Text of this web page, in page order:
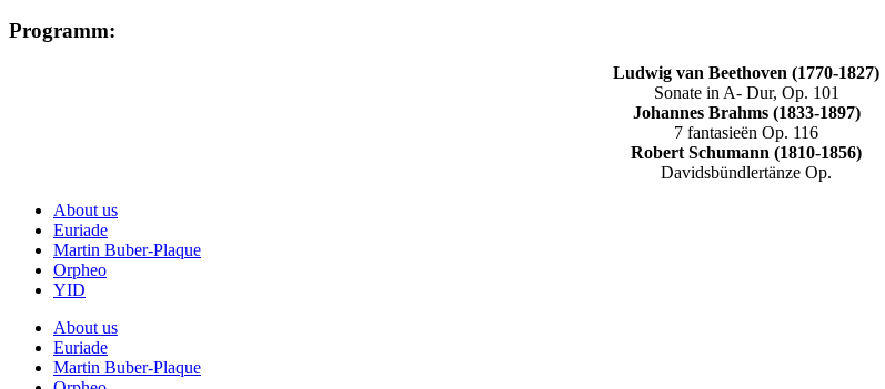
Programm:
Ludwig van Beethoven (1770-1827)
Sonate in A- Dur, Op. 101
Johannes Brahms (1833-1897)
7 fantasieën Op. 116
Robert Schumann (1810-1856)
Davidsbündlertänze Op.
About us
Euriade
Martin Buber-Plaque
Orpheo
YID
About us
Euriade
Martin Buber-Plaque